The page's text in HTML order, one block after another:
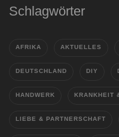
Schlagwörter
AFRIKA AKTUELLES
DEUTSCHLAND DIY
HANDWERK KRANKHEIT
LIEBE & PARTNERSCHAFT